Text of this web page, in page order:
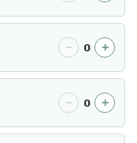
− 0 +
− 0 +